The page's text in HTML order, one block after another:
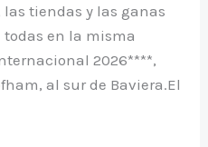
tiendas y las ganas
en la misma
2026****,
al sur de Baviera.El